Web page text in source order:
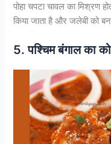
पोहा चपटा चावल का मिश्रण
किया जाता है और जलेबी को
5. पश्चिम बंगाल का